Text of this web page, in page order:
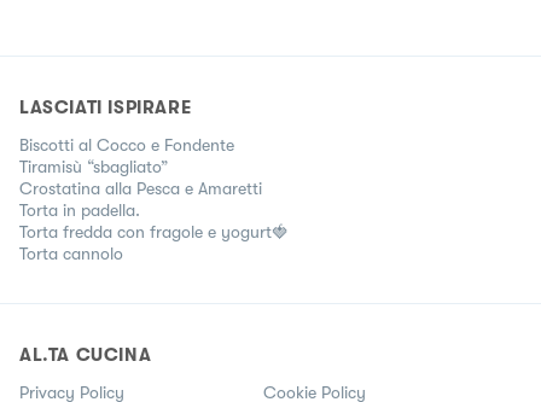
LASCIATI ISPIRARE
Biscotti al Cocco e Fondente
Tiramisù “sbagliato”
Crostatina alla Pesca e Amaretti
Torta in padella.
Torta fredda con fragole e yogurt🍓
Torta cannolo
AL.TA CUCINA
Privacy Policy Cookie Policy